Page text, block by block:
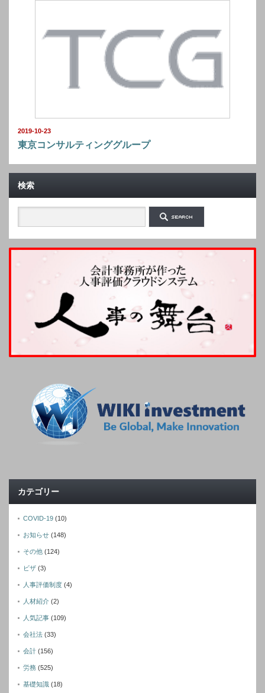
2019-10-23
東京コンサルティンググループ
検索
カテゴリー
COVID-19 (10)
お知らせ (148)
その他 (124)
ビザ (3)
人事評価制度 (4)
人材紹介 (2)
人気記事 (109)
会社法 (33)
会計 (156)
労務 (525)
基礎知識 (18)